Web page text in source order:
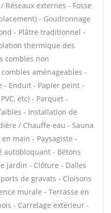
externes - Fosse
- Goudronnage
- Plâtre traditionnel -
thermique des
combles non
aménageables -
- Enduit - Papier peint -
etc) - Parquet -
- Installation de
/ Chauffe-eau - Sauna
main - Paysagiste -
autobloquant - Bétons
jardin - Clôture - Dalles
de gravats - Cloisons
murale - Terrasse en
- Carrelage extérieur -